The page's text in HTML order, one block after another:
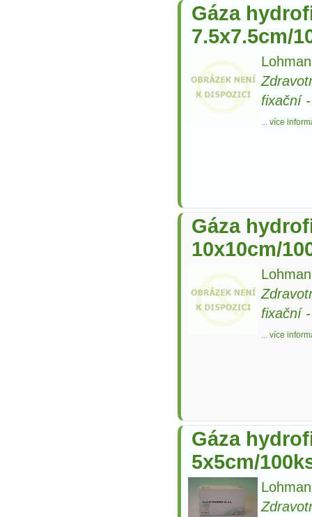
Gáza
7.5x7.5cm/
fixační
... více
Gáza
10x10cm/
fixační
... více
Gáza
5x5cm/